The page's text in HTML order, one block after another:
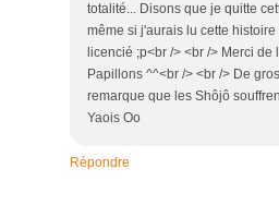
totalité... Disons que je quitte
même si j'aurais lu cette
licencié ;p<br /> <br /> Merci
Papillons ^^<br /> <br /> De
remarque que les Shôjô
Yaois Oo
Répondre